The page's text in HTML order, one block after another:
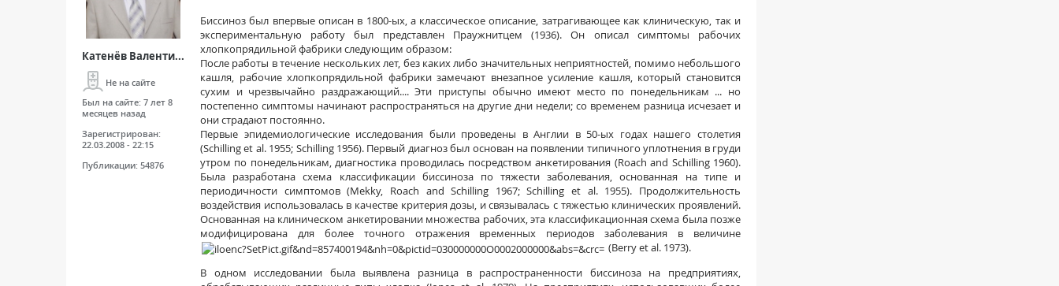
Катенёв Валенти...
Не на сайте
Был на сайте: 7 лет 8
месяцев назад
Зарегистрирован:
22.03.2008 - 22:15
Публикации: 54876
Биссиноз был впервые описан в 1800-ых, а классическое описание, затрагивающее как клиническую, так и
экспериментальную работу был представлен Праужнитцем (1936). Он описал симптомы рабочих
хлопкопрядильной фабрики следующим образом:
После работы в течение нескольких лет, без каких либо значительных неприятностей, помимо небольшого
кашля, рабочие хлопкопрядильной фабрики замечают внезапное усиление кашля, который становится
сухим и чрезвычайно раздражающий.... Эти приступы обычно имеют место по понедельникам ... но
постепенно симптомы начинают распространяться на другие дни недели; со временем разница исчезает и
они страдают постоянно.
Первые эпидемиологические исследования были проведены в Англии в 50-ых годах нашего столетия
(Schilling et al. 1955; Schilling 1956). Первый диагноз был основан на появлении типичного уплотнения в груди
утром по понедельникам, диагностика проводилась посредством анкетирования (Roach and Schilling 1960).
Была разработана схема классификации биссиноза по тяжести заболевания, основанная на типе и
периодичности симптомов (Mekky, Roach and Schilling 1967; Schilling et al. 1955). Продолжительность
воздействия использовалась в качестве критерия дозы, и связывалась с тяжестью клинических проявлений.
Основанная на клиническом анкетировании множества рабочих, эта классификационная схема была позже
модифицирована для более точного отражения временных периодов заболевания в величине
(Berry et al. 1973).
В одном исследовании была выявлена разница в распространенности биссиноза на предприятиях,